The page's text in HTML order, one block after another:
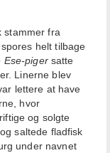
stammer fra
helt tilbage
Ese-pigersatte
Linerne blev
lettere at have
hvor
og solgte
saltede fladfisk
under navnet